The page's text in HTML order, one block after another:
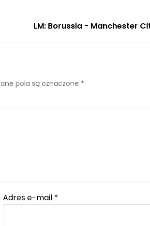
LM: Borussia - Manchester
pola są oznaczone *
Adres e-mail *